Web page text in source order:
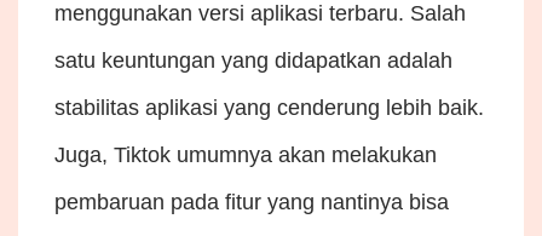
menggunakan versi aplikasi terbaru. Salah
satu keuntungan yang didapatkan adalah
stabilitas aplikasi yang cenderung lebih baik.
Juga, Tiktok umumnya akan melakukan
pembaruan pada fitur yang nantinya bisa